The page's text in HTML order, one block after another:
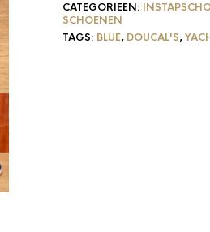
CATEGORIEËN:
SCHOENEN
TAGS: BLUE, DOUCAL'S,